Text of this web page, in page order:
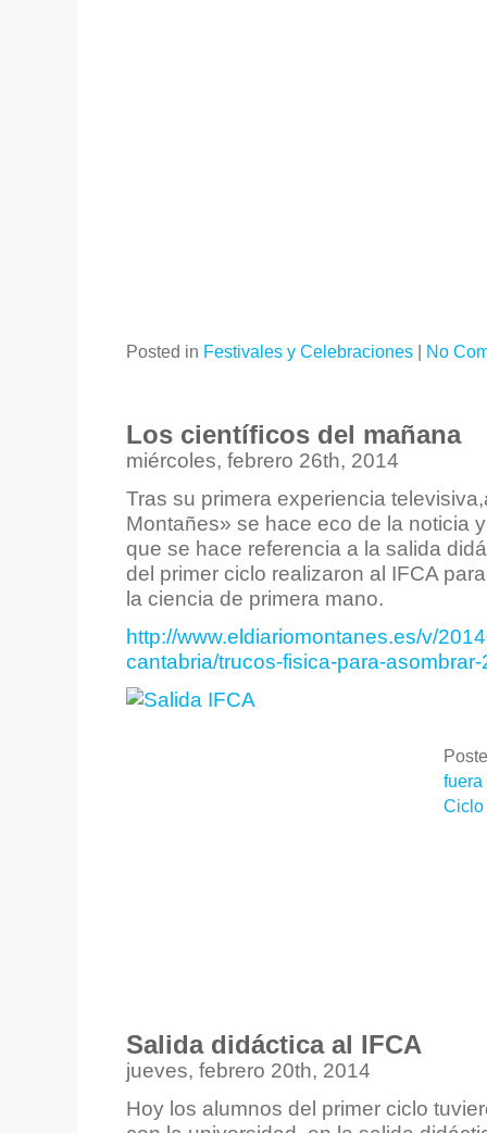
Posted in Festivales y Celebraciones| No
Los científicos del mañana
miércoles, febrero 26th, 2014
Tras su primera experiencia
Montañes» se hace eco de la noticia
que se hace referencia a la salida
del primer ciclo realizaron al IFCA
la ciencia de primera mano.
http://www.eldiariomontanes.es/v/
cantabria/trucos-fisica-para-
fuera
Ciclo
Salida didáctica al IFCA
jueves, febrero 20th, 2014
Hoy los alumnos del primer ciclo